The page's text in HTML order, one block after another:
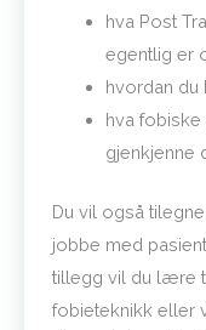
hva Post
egentlig er
hvordan du
hva
gjenkjenne
Du vil også
jobbe med
tillegg vil du lære
fobieteknikk eller